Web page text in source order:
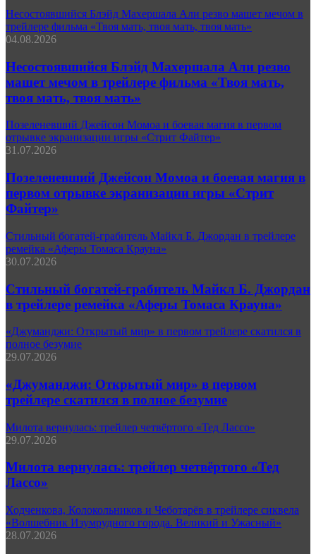
Несостоявшийся Блэйд Махершала Али резво машет мечом в
трейлере фильма «Твоя мать, твоя мать, твоя мать»
04.08.2026
Несостоявшийся Блэйд Махершала Али резво
машет мечом в трейлере фильма «Твоя мать,
твоя мать, твоя мать»
Позеленевший Джейсон Момоа и боевая магия в первом
отрывке экранизации игры «Стрит Файтер»
31.07.2026
Позеленевший Джейсон Момоа и боевая магия в
первом отрывке экранизации игры «Стрит
Файтер»
Стильный богатей-грабитель Майкл Б. Джордан в трейлере
ремейка «Аферы Томаса Крауна»
30.07.2026
Стильный богатей-грабитель Майкл Б. Джордан
в трейлере ремейка «Аферы Томаса Крауна»
«Джуманджи: Открытый мир» в первом трейлере скатился в
полное безумие
29.07.2026
«Джуманджи: Открытый мир» в первом
трейлере скатился в полное безумие
Милота вернулась: трейлер четвёртого «Тед Лассо»
29.07.2026
Милота вернулась: трейлер четвёртого «Тед
Лассо»
Ходченкова, Колокольников и Чеботарёв в трейлере сиквела
«Волшебник Изумрудного города. Великий и Ужасный»
28.07.2026